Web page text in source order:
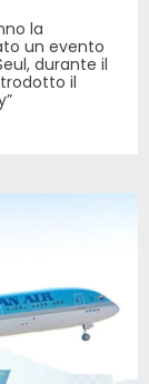
la
un evento
durante il
il